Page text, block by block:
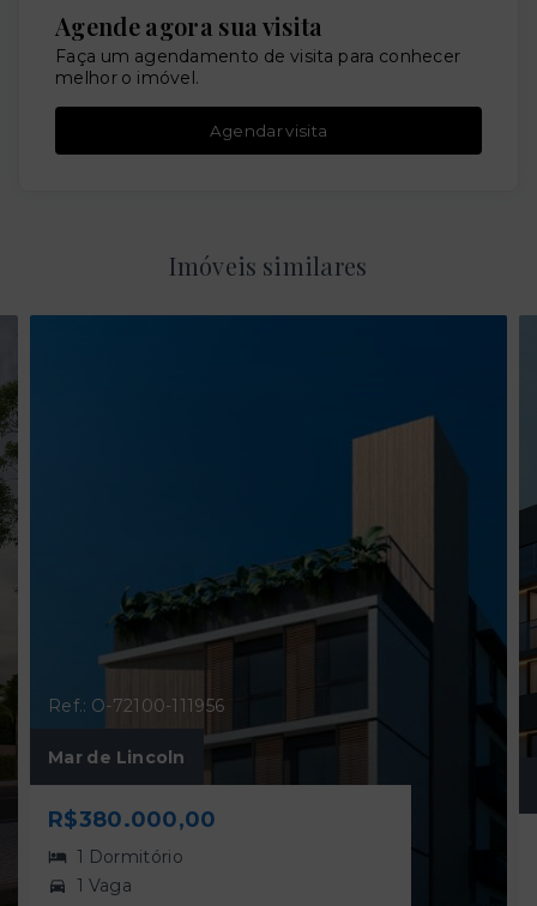
Agende agora sua visita
Faça um agendamento de visita para conhecer
melhor o imóvel.
Agendar visita
Imóveis similares
Ref.: O-72100-111956
Mar de Lincoln
R$380.000,00
1 Dormitório
1 Vaga